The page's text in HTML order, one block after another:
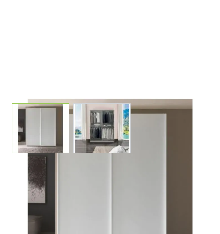
View larger imageView larger image
ARMADIO CM 181X65 H. 247
BIANCO FRASSINATO
CODICE: